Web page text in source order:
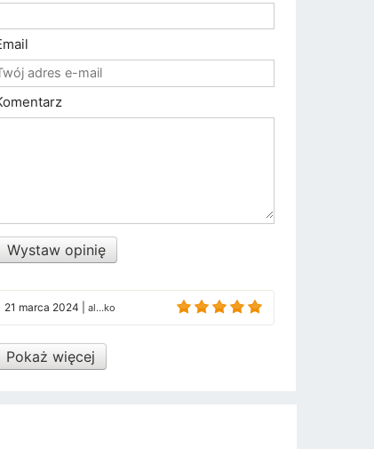
Wystaw opinię
21 marca 2024 al...ko
Pokaż więcej